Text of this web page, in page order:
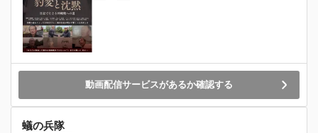
動画配信サービスがあるか確認する
蟻の兵隊